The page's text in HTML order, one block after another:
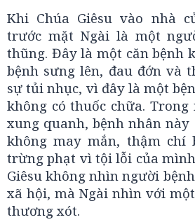
Khi Chúa Giêsu vào nhà
trước mặt Ngài là một
thũng. Đây là một căn bệnh
bệnh sưng lên, đau đớn và
sự tủi nhục, vì đây là một
không có thuốc chữa.
xung quanh, bệnh nhân này
không may mắn, thậm
trừng phạt vì tội lỗi của
Giêsu không nhìn người
xã hội, mà Ngài nhìn với
thương xót.